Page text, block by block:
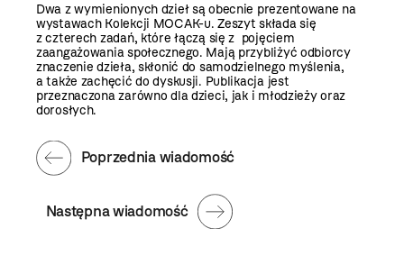
Dwa z wymienionych dzieł są obecnie prezentowane na
wystawach Kolekcji MOCAK-u. Zeszyt składa się
z czterech zadań, które łączą się z pojęciem
zaangażowania społecznego. Mają przybliżyć odbiorcy
znaczenie dzieła, skłonić do samodzielnego myślenia,
a także zachęcić do dyskusji. Publikacja jest
przeznaczona zarówno dla dzieci, jak i młodzieży oraz
dorosłych.
Następna wiadomość
Poprzednia wiadomość